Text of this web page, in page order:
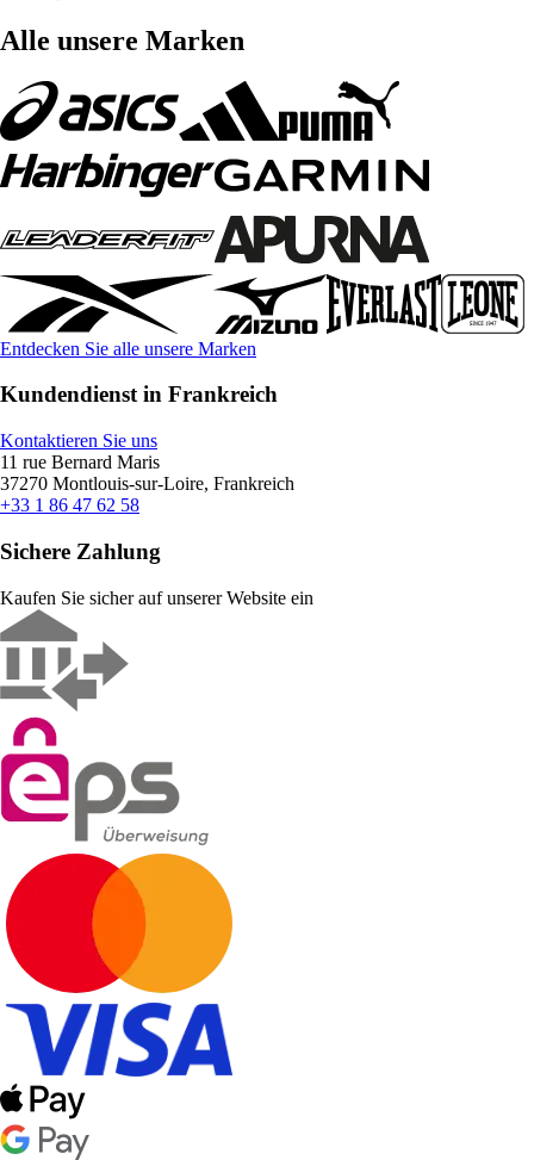
Alle unsere Marken
Entdecken Sie alle unsere Marken
Kundendienst in Frankreich
Kontaktieren Sie uns
11 rue Bernard Maris
37270 Montlouis-sur-Loire, Frankreich
+33 1 86 47 62 58
Sichere Zahlung
Kaufen Sie sicher auf unserer Website ein